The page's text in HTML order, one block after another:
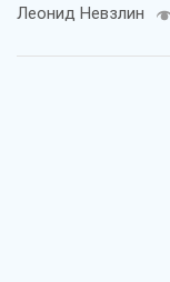
Леонид Невзлин